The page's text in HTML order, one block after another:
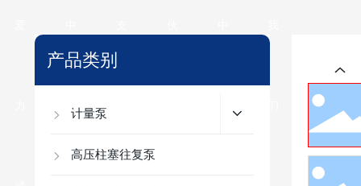
心
产品类别
计量泵
高压柱塞往复泵